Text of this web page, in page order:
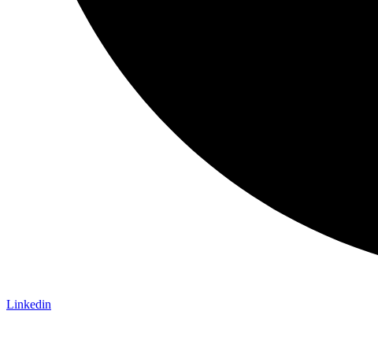
Linkedin